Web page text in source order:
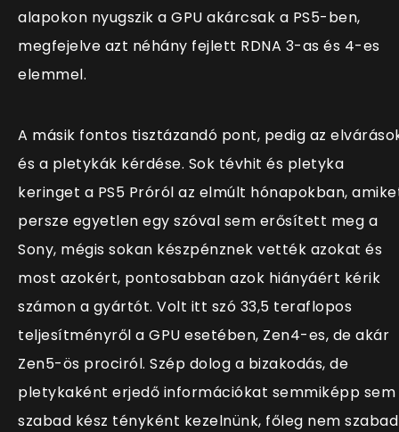
alapokon nyugszik a GPU akárcsak a PS5-ben,
megfejelve azt néhány fejlett RDNA 3-as és 4-es
elemmel.
A másik fontos tisztázandó pont, pedig az
és a pletykák kérdése. Sok tévhit és pletyka
keringet a PS5 Próról az elmúlt hónapokban,
persze egyetlen egy szóval sem erősített meg a
Sony, mégis sokan készpénznek vették azokat és
most azokért, pontosabban azok hiányáért kérik
számon a gyártót. Volt itt szó 33,5 teraflopos
teljesítményről a GPU esetében, Zen4-es, de akár
Zen5-ös prociról. Szép dolog a bizakodás, de
pletykaként erjedő információkat semmiképp sem
szabad kész tényként kezelnünk, főleg nem szabad